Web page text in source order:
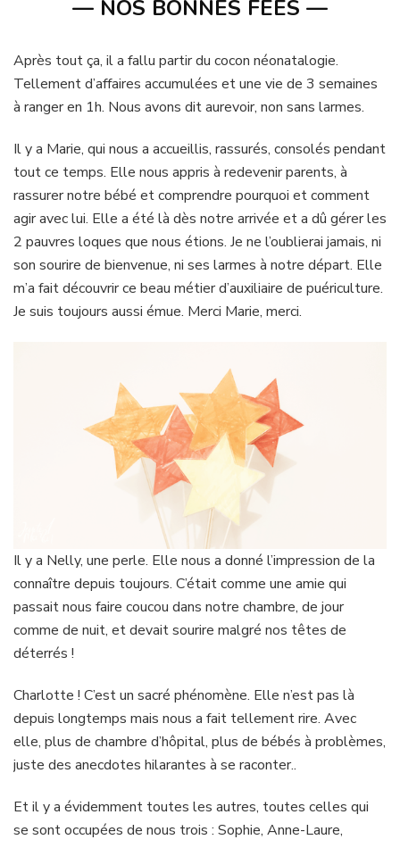
— NOS BONNES FEES —
Après tout ça, il a fallu partir du cocon néonatalogie.
Tellement d’affaires accumulées et une vie de 3 semaines
à ranger en 1h. Nous avons dit aurevoir, non sans larmes.
Il y a Marie, qui nous a accueillis, rassurés, consolés pendant
tout ce temps. Elle nous appris à redevenir parents, à
rassurer notre bébé et comprendre pourquoi et comment
agir avec lui. Elle a été là dès notre arrivée et a dû gérer les
2 pauvres loques que nous étions. Je ne l’oublierai jamais, ni
son sourire de bienvenue, ni ses larmes à notre départ. Elle
m’a fait découvrir ce beau métier d’auxiliaire de puériculture.
Je suis toujours aussi émue. Merci Marie, merci.
Il y a Nelly, une perle. Elle nous a donné l’impression de la
connaître depuis toujours. C’était comme une amie qui
passait nous faire coucou dans notre chambre, de jour
comme de nuit, et devait sourire malgré nos têtes de
déterrés !
Charlotte ! C’est un sacré phénomène. Elle n’est pas là
depuis longtemps mais nous a fait tellement rire. Avec
elle, plus de chambre d’hôpital, plus de bébés à problèmes,
juste des anecdotes hilarantes à se raconter..
Et il y a évidemment toutes les autres, toutes celles qui
se sont occupées de nous trois : Sophie, Anne-Laure,